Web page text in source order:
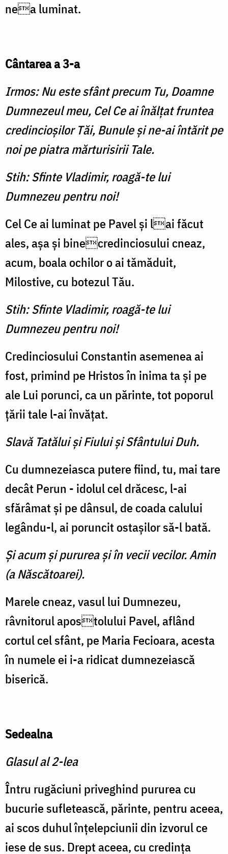
nea luminat.
Cântarea a 3-a
Irmos: Nu este sfânt precum Tu, Doamne
Dumnezeul meu, Cel Ce ai înălţat fruntea
credincioşilor Tăi, Bunule şi ne-ai întărit pe
noi pe piatra mărturisirii Tale.
Stih: Sfinte Vladimir, roagă-te lui
Dumnezeu pentru noi!
Cel Ce ai luminat pe Pavel și lai făcut
ales, așa și binecredinciosului cneaz,
acum, boala ochilor o ai tămăduit,
Milostive, cu botezul Tău.
Stih: Sfinte Vladimir, roagă-te lui
Dumnezeu pentru noi!
Credinciosului Constantin asemenea ai
fost, primind pe Hristos în inima ta și pe
ale Lui porunci, ca un părinte, tot poporul
țării tale l-ai învățat.
Slavă Tatălui şi Fiului şi Sfântului Duh.
Cu dumnezeiasca putere fiind, tu, mai tare
decât Perun - idolul cel drăcesc, l-ai
sfărâmat și pe dânsul, de coada calului
legându-l, ai poruncit ostașilor să-l bată.
Şi acum şi pururea şi în vecii vecilor. Amin
(a Născătoarei).
Marele cneaz, vasul lui Dumnezeu,
râvnitorul apostolului Pavel, aflând
cortul cel sfânt, pe Maria Fecioara, acesta
în numele ei i-a ridicat dumnezeiască
biserică.
Sedealna
Glasul al 2-lea
Întru rugăciuni priveghind pururea cu
bucurie sufletească, părinte, pentru aceea,
ai scos duhul înțelepciunii din izvorul ce
iese de sus. Drept aceea, cu credința